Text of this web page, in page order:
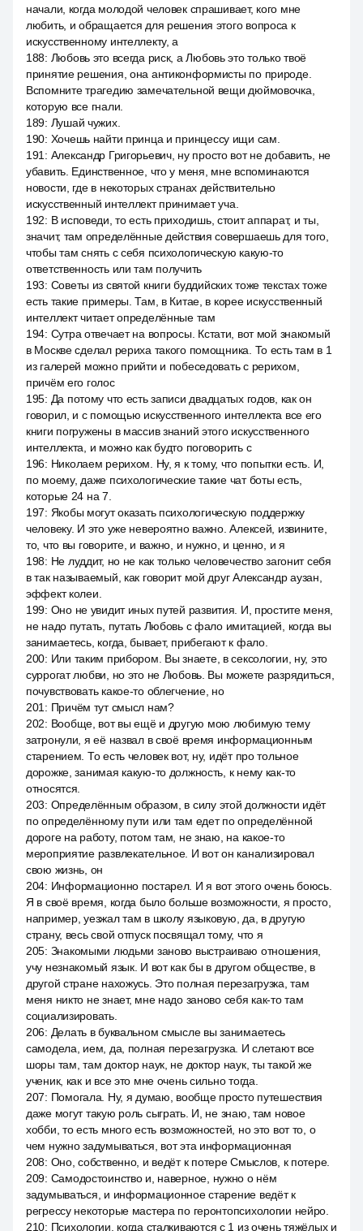
начали, когда молодой человек спрашивает, кого мне
любить, и обращается для решения этого вопроса к
искусственному интеллекту, а
188: Любовь это всегда риск, а Любовь это только твоё
принятие решения, она антиконформисты по природе.
Вспомните трагедию замечательной вещи дюймовочка,
которую все гнали.
189: Лушай чужих.
190: Хочешь найти принца и принцессу ищи сам.
191 : Александр Григорьевич, ну просто вот не добавить, не
убавить. Единственное, что у меня, мне вспоминаются
новости, где в некоторых странах действительно
искусственный интеллект принимает уча.
192: В исповеди, то есть приходишь, стоит аппарат, и ты,
значит, там определённые действия совершаешь для того,
чтобы там снять с себя психологическую какую-то
ответственность или там получить
193: Советы из святой книги буддийских тоже текстах тоже
есть такие примеры. Там, в Китае, в корее искусственный
интеллект читает определённые там
194: Сутра отвечает на вопросы. Кстати, вот мой знакомый
в Москве сделал рериха такого помощника. То есть там в 1
из галерей можно прийти и побеседовать с рерихом,
причём его голос
195: Да потому что есть записи двадцатых годов, как он
говорил, и с помощью искусственного интеллекта все его
книги погружены в массив знаний этого искусственного
интеллекта, и можно как будто поговорить с
196: Николаем рерихом. Ну, я к тому, что попытки есть. И,
по моему, даже психологические такие чат боты есть,
которые 24 на 7.
197: Якобы могут оказать психологическую поддержку
человеку. И это уже невероятно важно. Алексей, извините,
то, что вы говорите, и важно, и нужно, и ценно, и я
198: Не луддит, но не как только человечество загонит себя
в так называемый, как говорит мой друг Александр аузан,
эффект колеи.
199: Оно не увидит иных путей развития. И, простите меня,
не надо путать, путать Любовь с фало имитацией, когда вы
занимаетесь, когда, бывает, прибегают к фало.
200: Или таким прибором. Вы знаете, в сексологии, ну, это
суррогат любви, но это не Любовь. Вы можете разрядиться,
почувствовать какое-то облегчение, но
201 : Причём тут смысл нам?
202: Вообще, вот вы ещё и другую мою любимую тему
затронули, я её назвал в своё время информационным
старением. То есть человек вот, ну, идёт про тольное
дорожке, занимая какую-то должность, к нему как-то
относятся.
203: Определённым образом, в силу этой должности идёт
по определённому пути или там едет по определённой
дороге на работу, потом там, не знаю, на какое-то
мероприятие развлекательное. И вот он канализировал
свою жизнь, он
204: Информационно постарел. И я вот этого очень боюсь.
Я в своё время, когда было больше возможности, я просто,
например, уезжал там в школу языковую, да, в другую
страну, весь свой отпуск посвящал тому, что я
205: Знакомыми людьми заново выстраиваю отношения,
учу незнакомый язык. И вот как бы в другом обществе, в
другой стране нахожусь. Это полная перезагрузка, там
меня никто не знает, мне надо заново себя как-то там
социализировать.
206: Делать в буквальном смысле вы занимаетесь
самодела, ием, да, полная перезагрузка. И слетают все
шоры там, там доктор наук, не доктор наук, ты такой же
ученик, как и все это мне очень сильно тогда.
207: Помогала. Ну, я думаю, вообще просто путешествия
даже могут такую роль сыграть. И, не знаю, там новое
хобби, то есть много есть возможностей, но это вот то, о
чем нужно задумываться, вот эта информационная
208: Оно, собственно, и ведёт к потере Смыслов, к потере.
209: Самодостоинство и, наверное, нужно о нём
задумываться, и информационное старение ведёт к
регрессу некоторые мастера по геронтопсихологии нейро.
210: Психологии, когда сталкиваются с 1 из очень тяжёлых и